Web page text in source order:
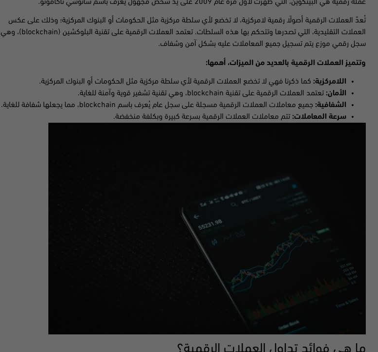
عملة رقمية هي البيتكوين، التي ظهرت لأول مرة عام 2009 على يد شخص مجهول يُعرف باسم ساتوشي ناكاموتو.
تُعدّ العملات الرقمية أصولًا رقمية لامركزية، لا تخضع لأي سلطة مركزية مثل الحكومات أو البنوك المركزية؛ وذلك على عكس
العملات التقليدية، التي تصدرها وتتحكم بها هذه السلطات. تعتمد العملات الرقمية على تقنية البلوكشين (blockchain)، وهي
سجل رقمي موزع يتم تسجيل جميع المعاملات عليه بشكل آمن وشفاف.
وتتميز العملات الرقمية بالعديد من الميزات، أهمها:
اللامركزية: كما ذكرنا فهي لا تخضع العملات الرقمية لأي سلطة مركزية مثل الحكومات أو البنوك المركزية.
الأمان: تعتمد العملات الرقمية على تقنية blockchain، وهي تقنية تشفير قوية وآمنة للغاية.
الشفافية: جميع معاملات العملات الرقمية مسجلة على سجل عام يُعرف باسم blockchain، مما يجعلها شفافة للغاية.
سرعة المعاملات: تتم معاملات العملات الرقمية بسرعة كبيرة وبكلفة منخفضة.
ما هي فوائد تداول العملات الرقمية؟